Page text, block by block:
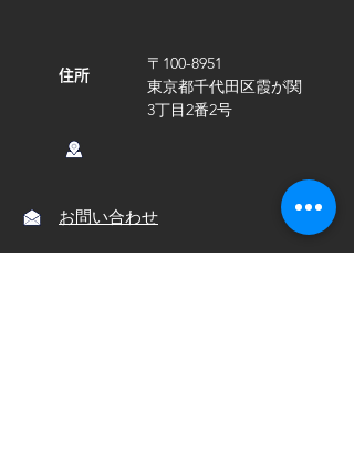
住所
〒100-8951
東京都千代田区霞が関
3丁目2番2号
お問い合わせ